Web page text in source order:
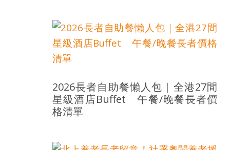
的
第
二
人
2026長者自助餐懶人包｜全港27間
星級酒店Buffet 午餐/晚餐長者價
格清單